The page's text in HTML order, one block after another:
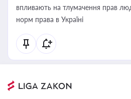
впливають на тлумачення прав
норм права в Україні